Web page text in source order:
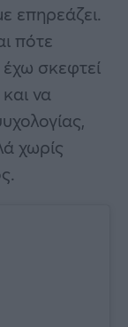
επηρεάζει.
πότε
σκεφτεί
να
χωρίς